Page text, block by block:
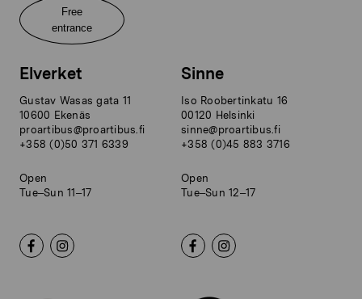
Free
entrance
Elverket
Gustav Wasas gata 11
10600 Ekenäs
proartibus@proartibus.fi
+358 (0)50 371 6339
Open
Tue–Sun 11–17
Sinne
Iso Roobertinkatu 16
00120 Helsinki
sinne@proartibus.fi
+358 (0)45 883 3716
Open
Tue–Sun 12–17